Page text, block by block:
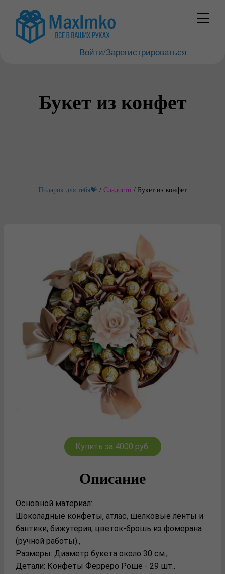
Войти/Зарегистрироваться
Букет из конфет
Подарок для тебя💝 / Сладости / Букет из конфет
Купить за 4000 руб.
Описание
Основной материал:
Шоколадные конфеты, атлас, шелковые ленты и
бантики, бижутерия, цветок-брошь из фомерана
(ручной работы).,
Размеры: Диаметр букета около 30 см.,
Детали: Конфеты Ферреро Роше - 29 шт..